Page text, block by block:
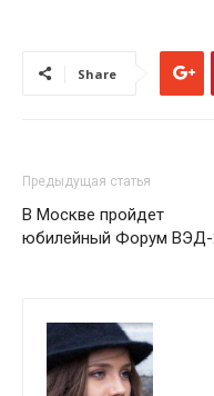
Share
Предыдущая статья
В Москве пройдет
юбилейный Форум ВЭД-